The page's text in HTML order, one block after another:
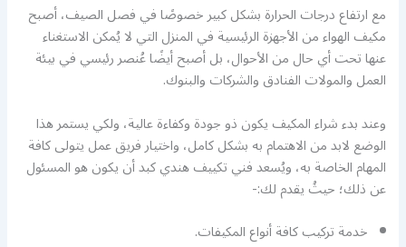
مع ارتفاع درجات الحرارة بشكل كبير خصوصًا في فصل الصيف، أصبح
مكيف الهواء من الأجهزة الرئيسية في المنزل التي لا يُمكن الاستغناء
عنها تحت أي حال من الأحوال، بل أصبح أيضًا عُنصر رئيسي في بيئة
العمل والمولات الفنادق والشركات والبنوك.
وعند بدء شراء المكيف يكون ذو جودة وكفاءة عالية، ولكي يستمر هذا
الوضع لابد من الاهتمام به بشكل كامل، واختيار فريق عمل يتولى كافة
المهام الخاصة به، ويُسعد فني تكييف هندي كبد أن يكون هو المسئول
عن ذلك؛ حيثُ يقدم لك:-
خدمة تركيب كافة أنواع المكيفات.